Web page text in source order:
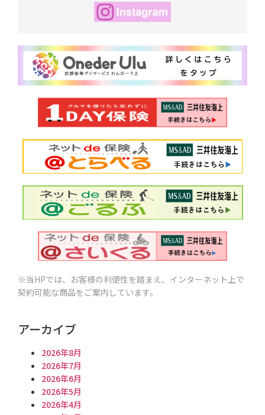
※当HPでは、お客様の利便性を踏まえ、インターネット上で
契約可能な商品をご案内しています。
アーカイブ
2026年8月
2026年7月
2026年6月
2026年5月
2026年4月